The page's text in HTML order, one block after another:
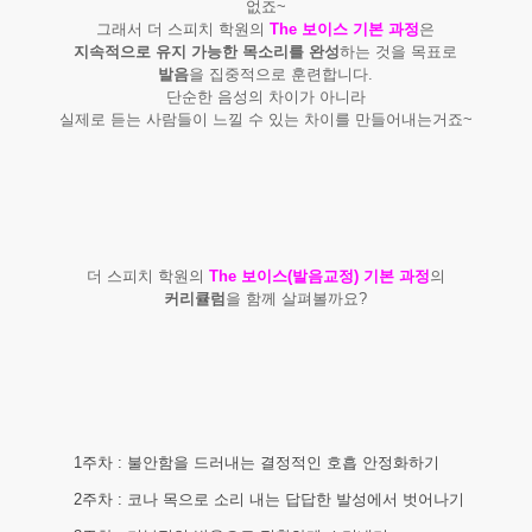
없죠~
그래서 더 스피치 학원의 The 보이스 기본 과정은
지속적으로 유지 가능한 목소리를 완성하는 것을 목표로
발음을 집중적으로 훈련합니다.
단순한 음성의 차이가 아니라
실제로 듣는 사람들이 느낄 수 있는 차이를 만들어내는거죠~
더 스피치 학원의 The 보이스(발음교정) 기본 과정의
커리큘럼 을 함께 살펴볼까요?
1주차 : 불안함을 드러내는 결정적인 호흡 안정화하기
2주차 : 코나 목으로 소리 내는 답답한 발성에서 벗어나기